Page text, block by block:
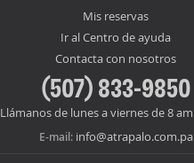
Mis reservas
Ir al Centro de ayuda
Contacta con nosotros
(507) 833-9850
Llámanos de lunes a viernes de 8
E-mail: info@atrapalo.com.pa